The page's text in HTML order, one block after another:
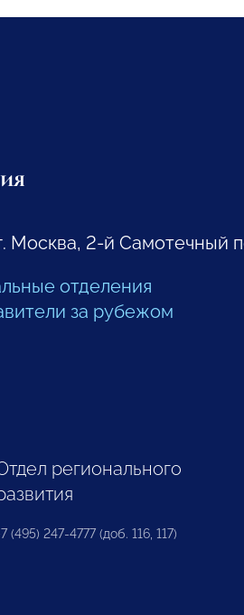
Москва, 2-й Самотечный
отделения
за рубежом
регионального
(495) 247-4777 (доб. 116, 117)